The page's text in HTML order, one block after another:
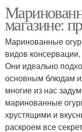
магазине:
Маринованные
видов
Они идеально
основным блюдам
многие из нас
маринованные
хрустящими и
раскроем все